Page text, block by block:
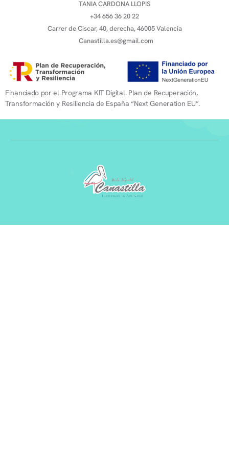
TANIA CARDONA LLOPIS
+34 656 36 20 22
Carrer de Ciscar, 40, derecha, 46005 Valencia
Canastilla.es@gmail.com
Financiado por el Programa KIT Digital. Plan de Recuperación,
Transformación y Resiliencia de España “Next Generation EU”.